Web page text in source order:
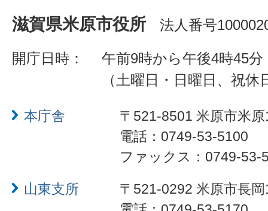
滋賀県米原市役所 法人番号
開庁日時：
午前9時から午後4時45分
（土曜日・日曜日、祝
本庁舎
〒521-8501 米原市米
電話：0749-53-5100
ファックス：0749-53-
山東支所
〒521-0292 米原市長